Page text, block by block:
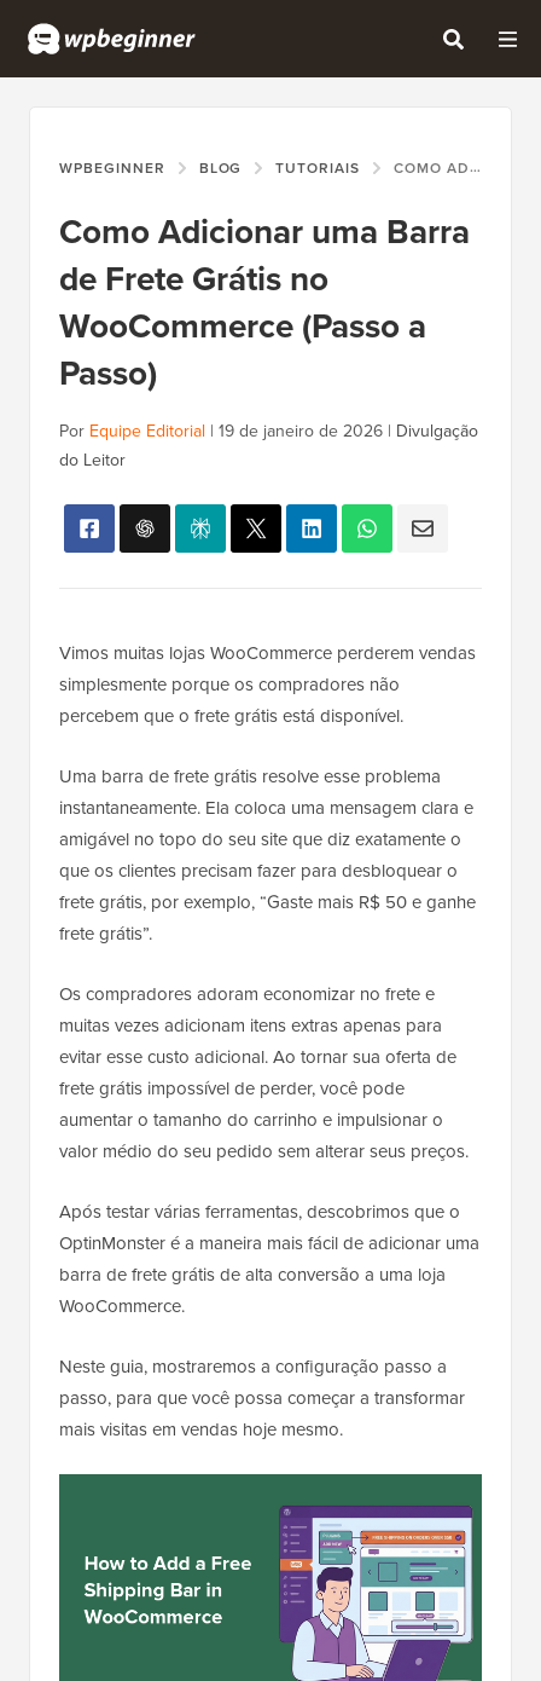
WPBEGINNER BLOG TUTORIAIS COMO ADICIONAR UMA BARRA DE FRETE GRÁTIS NO WOOCOMMERCE (PASSO A PASSO)
Como Adicionar uma Barra
de Frete Grátis no
WooCommerce (Passo a
Passo)
Por Equipe Editorial | 19 de janeiro de 2026 | Divulgação
do Leitor
Vimos muitas lojas WooCommerce perderem vendas
simplesmente porque os compradores não
percebem que o frete grátis está disponível.
Uma barra de frete grátis resolve esse problema
instantaneamente. Ela coloca uma mensagem clara e
amigável no topo do seu site que diz exatamente o
que os clientes precisam fazer para desbloquear o
frete grátis, por exemplo, “Gaste mais R$ 50 e ganhe
frete grátis”.
Os compradores adoram economizar no frete e
muitas vezes adicionam itens extras apenas para
evitar esse custo adicional. Ao tornar sua oferta de
frete grátis impossível de perder, você pode
aumentar o tamanho do carrinho e impulsionar o
valor médio do seu pedido sem alterar seus preços.
Após testar várias ferramentas, descobrimos que o
OptinMonster é a maneira mais fácil de adicionar uma
barra de frete grátis de alta conversão a uma loja
WooCommerce.
Neste guia, mostraremos a configuração passo a
passo, para que você possa começar a transformar
mais visitas em vendas hoje mesmo.